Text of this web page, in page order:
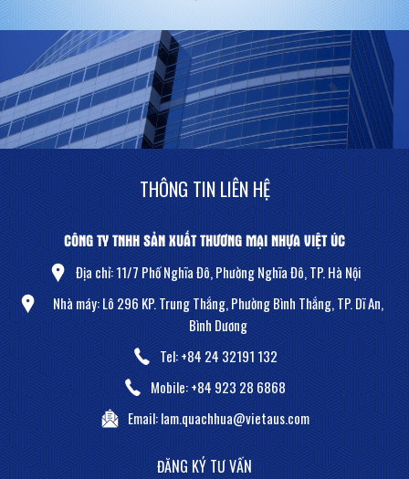
THÔNG TIN LIÊN HỆ
CÔNG TY TNHH SẢN XUẤT THƯƠNG MẠI NHỰA VIỆT ÚC
Địa chỉ: 11/7 Phố Nghĩa Đô, Phường Nghĩa Đô, TP. Hà Nội
Nhà máy: Lô 296 KP. Trung Thắng, Phường Bình Thắng, TP. Dĩ An,
Bình Dương
Tel:+84 24 32191 132
Mobile:+84 923 28 6868
Email:lam.quachhua@vietaus.com